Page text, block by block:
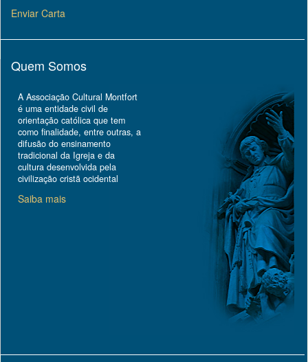
Enviar Carta
Quem Somos
A Associação Cultural Montfort
é uma entidade civil de
orientação católica que tem
como finalidade, entre outras, a
difusão do ensinamento
tradicional da Igreja e da
cultura desenvolvida pela
civilização cristã ocidental
Saiba mais